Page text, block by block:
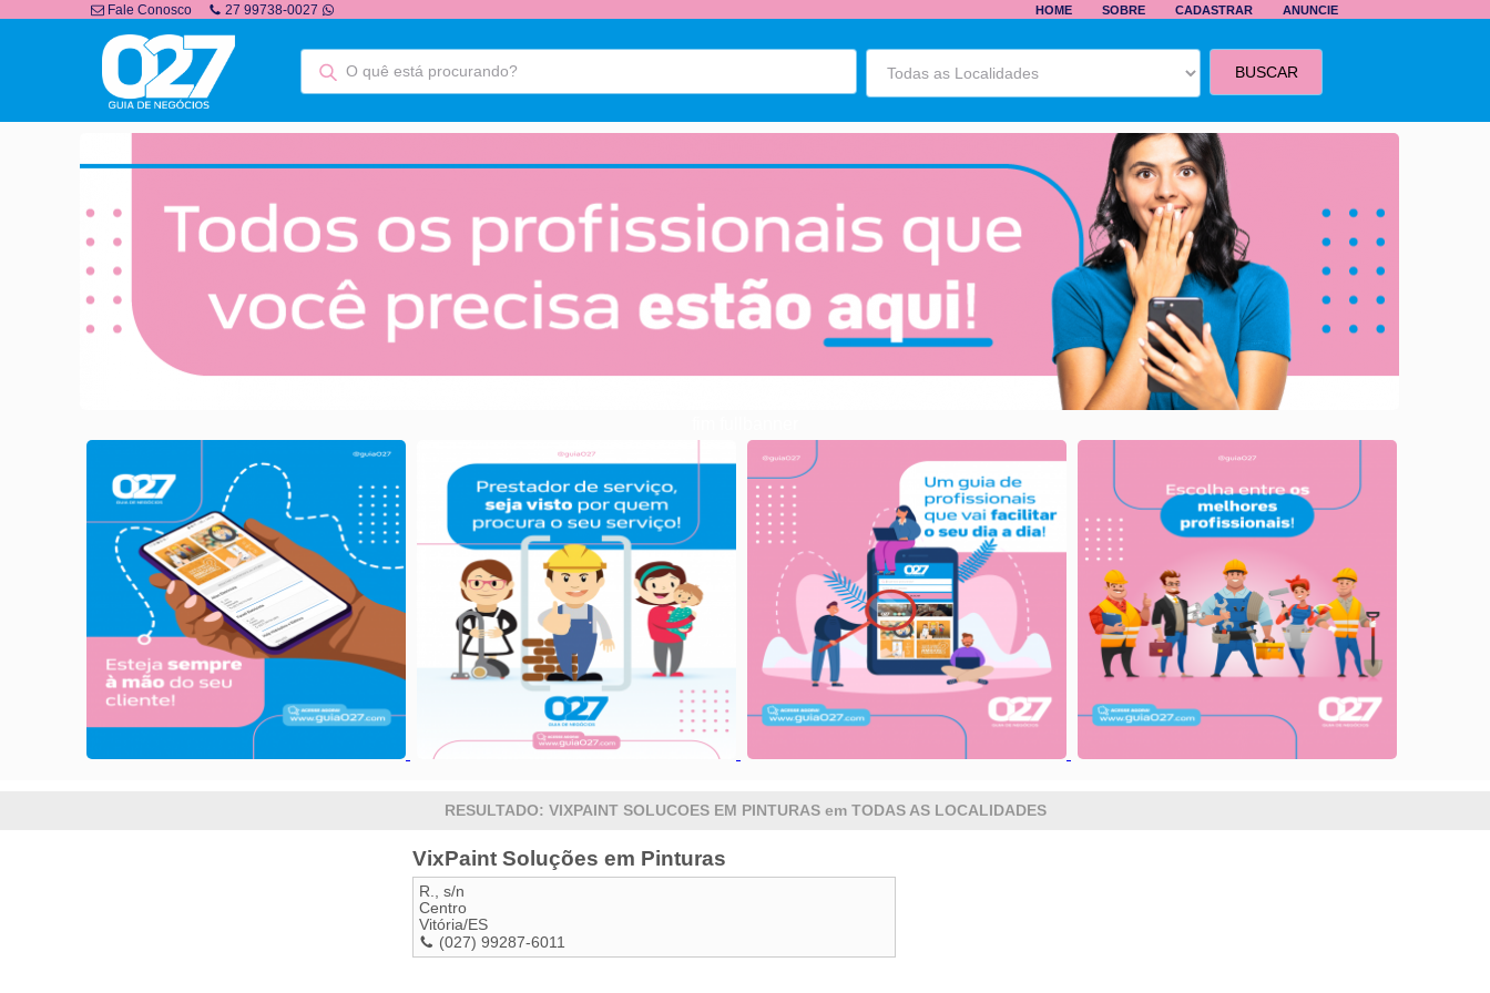
Fale Conosco 27 99738-0027 HOME SOBRE CADASTRAR ANUNCIE
RESULTADO: VIXPAINT SOLUCOES EM PINTURAS em TODAS AS LOCALIDADES
VixPaint Soluções em Pinturas
R., s/n
Centro
Vitória/ES
(027) 99287-6011